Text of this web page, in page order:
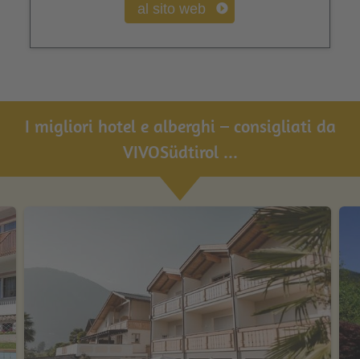
al sito web
I migliori hotel e alberghi – consigliati da
VIVOSüdtirol ...